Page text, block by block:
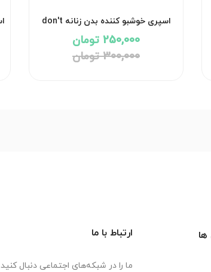
اسپری خوشبو کننده بدن زنانه don't
forget me بیول
250,000 تومان
300,000 تومان
ارتباط با ما
ما را در شبکه‌های اجتماعی دنبال کنید